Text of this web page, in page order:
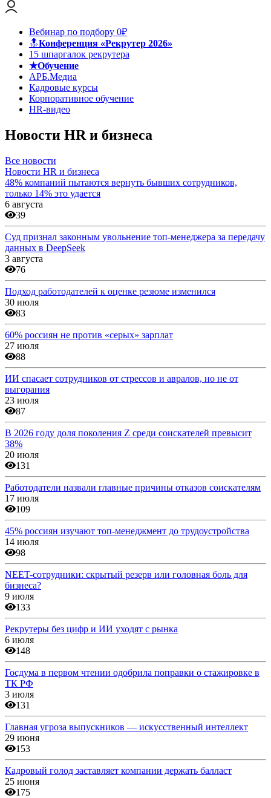
Вебинар по подбору 0₽
🔝Конференция «Рекрутер 2026»
15 шпаргалок рекрутера
★Обучение
АРБ.Медиа
Кадровые курсы
Корпоративное обучение
HR-видео
Новости HR и бизнеса
Все новости
Новости HR и бизнеса
48% компаний пытаются вернуть бывших сотрудников,
только 14% это удается
6 августа
39
Суд признал законным увольнение топ-менеджера за передачу
данных в DeepSeek
3 августа
76
Подход работодателей к оценке резюме изменился
30 июля
83
60% россиян не против «серых» зарплат
27 июля
88
ИИ спасает сотрудников от стрессов и авралов, но не от
выгорания
23 июля
87
В 2026 году доля поколения Z среди соискателей превысит
38%
20 июля
131
Работодатели назвали главные причины отказов соискателям
17 июля
109
45% россиян изучают топ-менеджмент до трудоустройства
14 июля
98
NEET-сотрудники: скрытый резерв или головная боль для
бизнеса?
9 июля
133
Рекрутеры без цифр и ИИ уходят с рынка
6 июля
148
Госдума в первом чтении одобрила поправки о стажировке в
ТК РФ
3 июля
131
Главная угроза выпускников — искусственный интеллект
29 июня
153
Кадровый голод заставляет компании держать балласт
25 июня
175